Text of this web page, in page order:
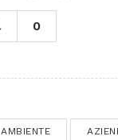
0
AMBIENTE